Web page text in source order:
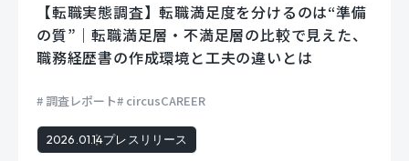
【転職実態調査】転職満足度を分けるのは“準備
の質”｜転職満足層・不満足層の比較で見えた、
職務経歴書の作成環境と工夫の違いとは
調査レポート circusCAREER
2026.01.14プレスリリース